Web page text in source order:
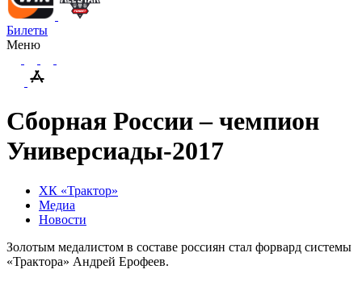
Билеты
Меню
Сборная России – чемпион
Универсиады-2017
ХК «Трактор»
Медиа
Новости
Золотым медалистом в составе россиян стал форвард системы
«Трактора» Андрей Ерофеев.